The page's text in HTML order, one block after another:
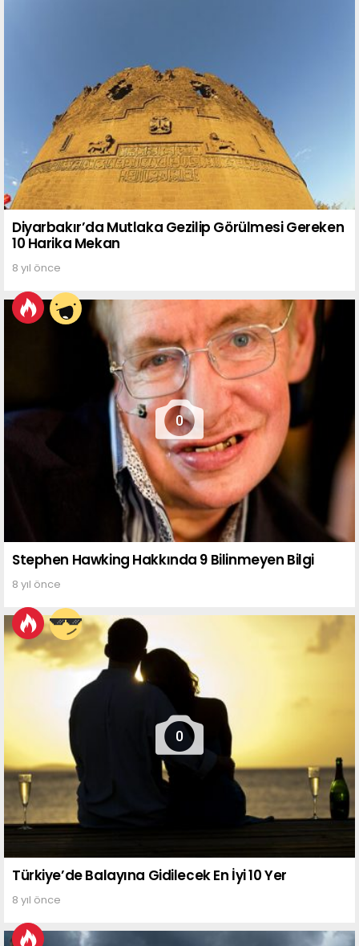
Diyarbakır’da Mutlaka Gezilip Görülmesi Gereken
10 Harika Mekan
8 yıl önce
0
Stephen Hawking Hakkında 9 Bilinmeyen Bilgi
8 yıl önce
0
Türkiye’de Balayına Gidilecek En İyi 10 Yer
8 yıl önce